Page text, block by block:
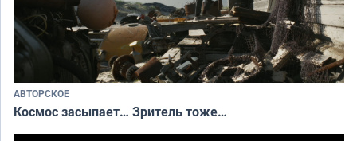
АВТОРСКОЕ
Космос засыпает… Зритель тоже…